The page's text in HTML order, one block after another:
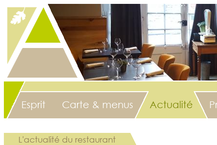
Esprit Carte & menus Actualité
L'actualité du restaurant